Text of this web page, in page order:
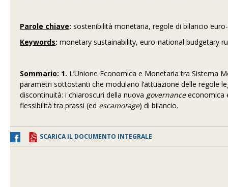
Parole chiave: sostenibilità monetaria, regole di bilancio
Keywords: monetary sustainability, euro-national budgetary
Sommario: 1. L’Unione Economica e Monetaria tra Sistema
parametri sottostanti che modulano l’attuazione delle regole
discontinuità: i chiaroscuri della nuova governanceeconomica
flessibilità tra prassi (ed escamotage) di bilancio.
SCARICA IL DOCUMENTO INTEGRALE